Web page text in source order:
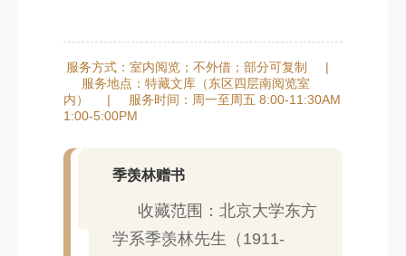
服务方式：室内阅览；不外借；部分可复制
|
服务地点：特藏文库（东区四层南阅览室
内）
|
服务时间：周一至周五 8:00-11:30AM
1:00-5:00PM
季羡林赠书
收藏范围：北京大学东方
学系季羡林先生（1911-